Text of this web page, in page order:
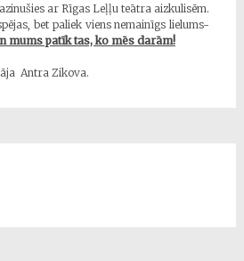
ar Rīgas Leļļu teātra aizkulisēm.
bet paliek viens nemainīgs lielums-
mums patīk tas, ko mēs darām!
Antra Zikova.